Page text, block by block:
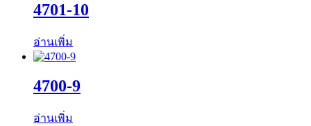
4701-10
อ่านเพิ่ม
4700-9
อ่านเพิ่ม